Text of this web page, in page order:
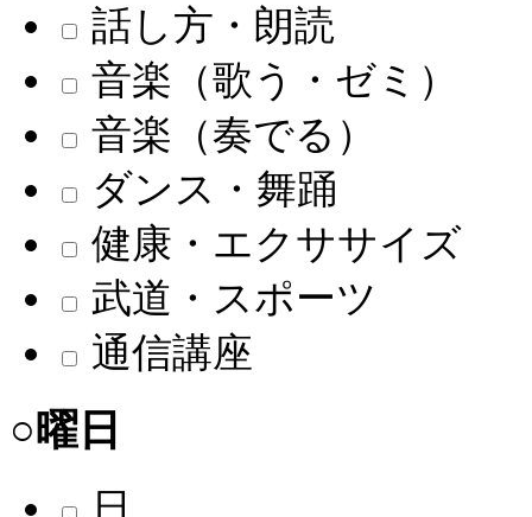
話し方・朗読
音楽（歌う・ゼミ）
音楽（奏でる）
ダンス・舞踊
健康・エクササイズ
武道・スポーツ
通信講座
○曜日
日